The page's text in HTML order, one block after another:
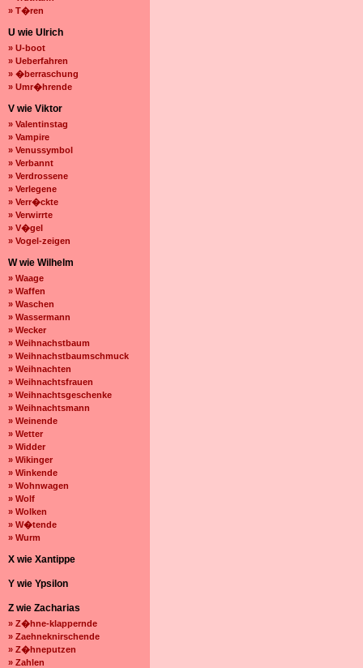
» T�ren
U wie Ulrich
» U-boot
» Ueberfahren
» �berraschung
» Umr�hrende
V wie Viktor
» Valentinstag
» Vampire
» Venussymbol
» Verbannt
» Verdrossene
» Verlegene
» Verr�ckte
» Verwirrte
» V�gel
» Vogel-zeigen
W wie Wilhelm
» Waage
» Waffen
» Waschen
» Wassermann
» Wecker
» Weihnachstbaum
» Weihnachstbaumschmuck
» Weihnachten
» Weihnachtsfrauen
» Weihnachtsgeschenke
» Weihnachtsmann
» Weinende
» Wetter
» Widder
» Wikinger
» Winkende
» Wohnwagen
» Wolf
» Wolken
» W�tende
» Wurm
X wie Xantippe
Y wie Ypsilon
Z wie Zacharias
» Z�hne-klappernde
» Zaehneknirschende
» Z�hneputzen
» Zahlen